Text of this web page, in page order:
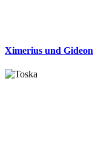
Ximerius und Gideon